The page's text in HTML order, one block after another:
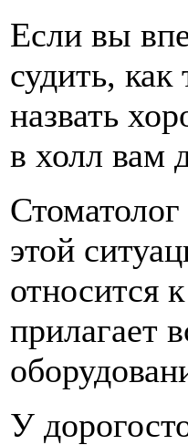
Если вы
судить,
назвать
в холл вам
этой
относится
прилагает
У